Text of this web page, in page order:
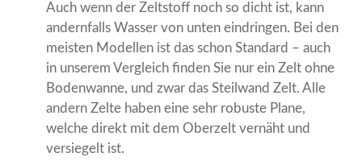
Auch wenn der Zeltstoff noch so dicht ist, kann
andernfalls Wasser von unten eindringen. Bei den
meisten Modellen ist das schon Standard – auch
in unserem Vergleich finden Sie nur ein Zelt ohne
Bodenwanne, und zwar das Steilwand Zelt. Alle
andern Zelte haben eine sehr robuste Plane,
welche direkt mit dem Oberzelt vernäht und
versiegelt ist.